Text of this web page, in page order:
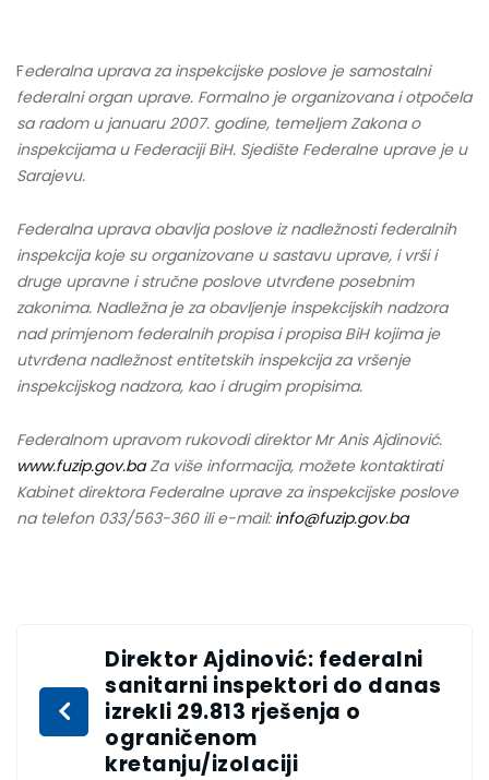
Federalna uprava za inspekcijske poslove je samostalni
federalni organ uprave. Formalno je organizovana i otpočela
sa radom u januaru 2007. godine, temeljem Zakona o
inspekcijama u Federaciji BiH. Sjedište Federalne uprave je u
Sarajevu.
Federalna uprava obavlja poslove iz nadležnosti federalnih
inspekcija koje su organizovane u sastavu uprave, i vrši i
druge upravne i stručne poslove utvrđene posebnim
zakonima. Nadležna je za obavljenje inspekcijskih nadzora
nad primjenom federalnih propisa i propisa BiH kojima je
utvrđena nadležnost entitetskih inspekcija za vršenje
inspekcijskog nadzora, kao i drugim propisima.
Federalnom upravom rukovodi direktor Mr Anis Ajdinović.
www.fuzip.gov.ba Za više informacija, možete kontaktirati
Kabinet direktora Federalne uprave za inspekcijske poslove
na telefon 033/563-360 ili e-mail: info@fuzip.gov.ba
Direktor Ajdinović: federalni
sanitarni inspektori do danas
izrekli 29.813 rješenja o
ograničenom
kretanju/izolaciji